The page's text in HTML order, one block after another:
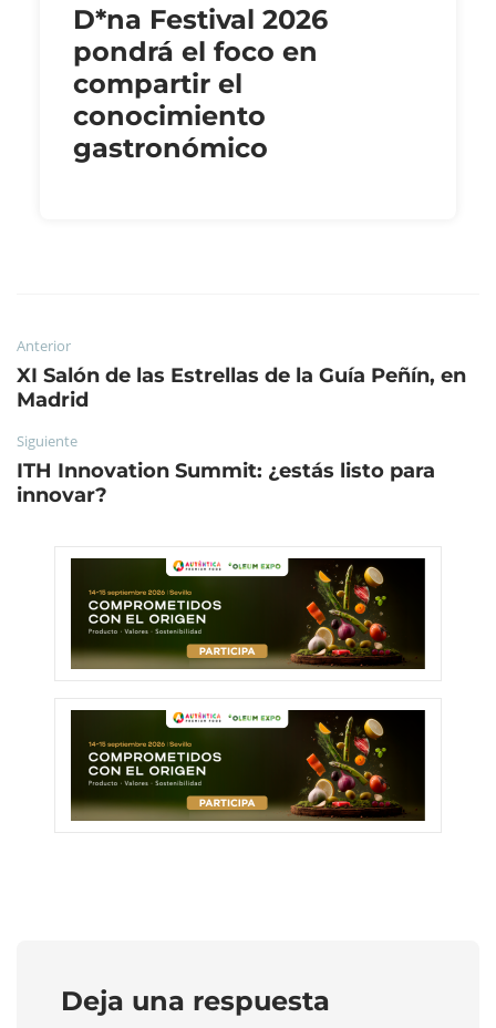
D*na Festival 2026
pondrá el foco en
compartir el
conocimiento
gastronómico
Anterior
XI Salón de las Estrellas de la Guía Peñín, en
Madrid
Siguiente
ITH Innovation Summit: ¿estás listo para
innovar?
Deja una respuesta